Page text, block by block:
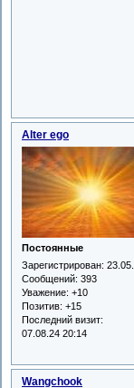
Alter ego
Постоянные
Зарегистрирован:
Сообщений: 393
Уважение: +10
Позитив: +15
Последний визит:
07.08.24 20:14
Wangchook